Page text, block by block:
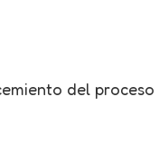
del